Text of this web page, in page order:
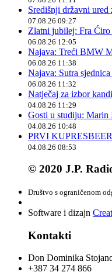
Središnji državni
07.08.26 09:27
Zlatni jubilej: Fra Ćiro
06.08.26 12:05
Najava: Treći BMW
06.08.26 11:38
Najava: Sutra
06.08.26 11:32
Natječaj za izbor
04.08.26 11:29
Gosti u studiju: Marin
04.08.26 10:48
PRVI
04.08.26 08:53
© 2020 J.P.
Društvo s ograničenom
Software i dizajn
Kontakti
Don Dominika
+387 34 274 866